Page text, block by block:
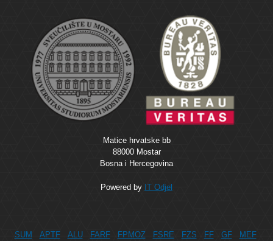
Matice hrvatske bb
88000 Mostar
Bosna i Hercegovina
Powered by IT Odjel
SUM APTF ALU FARF FPMOZ FSRE FZS FF GF
MEF